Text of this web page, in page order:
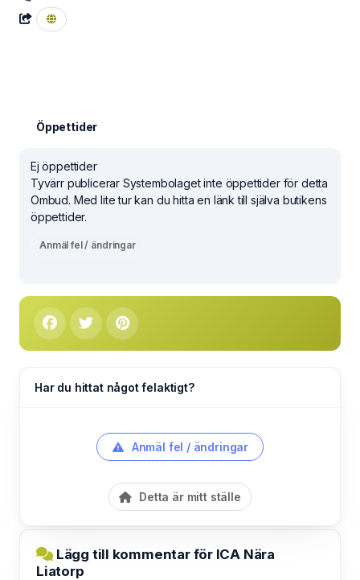
Öppettider
Ej öppettider
Tyvärr publicerar Systembolaget inte öppettider för detta
Ombud. Med lite tur kan du hitta en länk till själva butikens
öppettider.
Anmäl fel / ändringar
Har du hittat något felaktigt?
Anmäl fel / ändringar
Detta är mitt ställe
Lägg till kommentar för ICA Nära
Liatorp